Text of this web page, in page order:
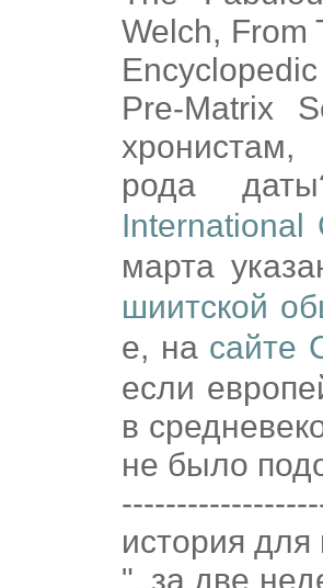
Welch, From
Pre-Matrix
рода
International
марта
шиитской
е, на сайте
если
в
не было
история
"..за две